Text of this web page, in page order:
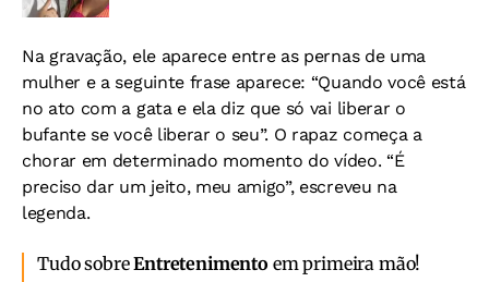
Na gravação, ele aparece entre as pernas de uma
mulher e a seguinte frase aparece: “Quando você está
no ato com a gata e ela diz que só vai liberar o
bufante se você liberar o seu”. O rapaz começa a
chorar em determinado momento do vídeo. “É
preciso dar um jeito, meu amigo”, escreveu na
legenda.
Tudo sobreEntretenimento em primeira mão!